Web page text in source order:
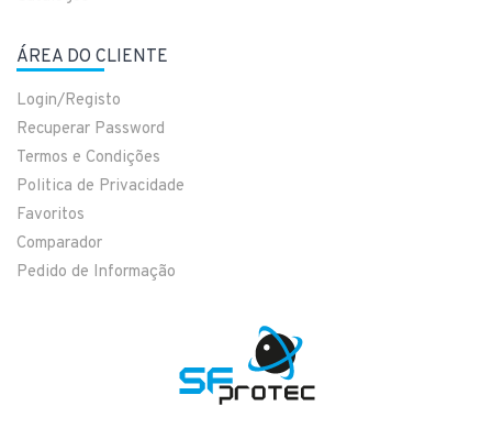
ÁREA DO CLIENTE
Login/Registo
Recuperar Password
Termos e Condições
Politica de Privacidade
Favoritos
Comparador
Pedido de Informação